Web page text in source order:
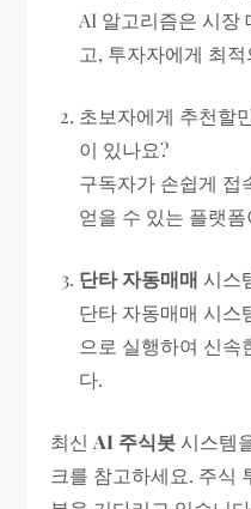
AI 알고리즘은 시장
고, 투자자에게 최
초보자에게 추천할
이 있나요?
구독자가 손쉽게 접
얻을 수 있는 플랫
단타 자동매매 시스
단타 자동매매 시스
으로 실행하여 신속
다.
최신 AI 주식봇시스템
크를 참고하세요. 주식